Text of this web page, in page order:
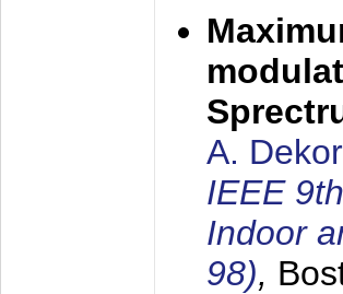
A.
IEEE
Indoor
98),